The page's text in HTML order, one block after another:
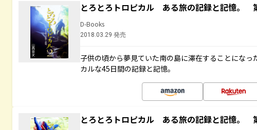
とろとろトロピカル ある旅の記録と記憶。
D-Books
2018.03.29 発売
子供の頃から夢見ていた南の島に滞在することにな
カルな45日間の記録と記憶。
とろとろトロピカル ある旅の記録と記憶。